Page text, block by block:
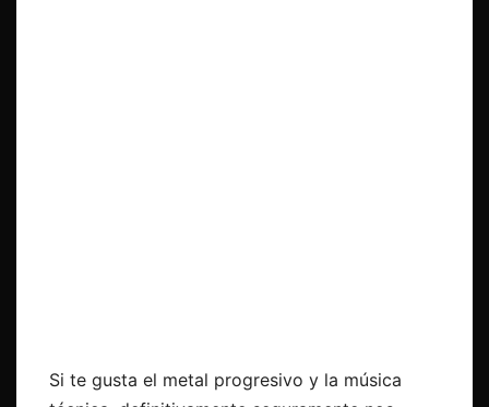
Si te gusta el metal progresivo y la música